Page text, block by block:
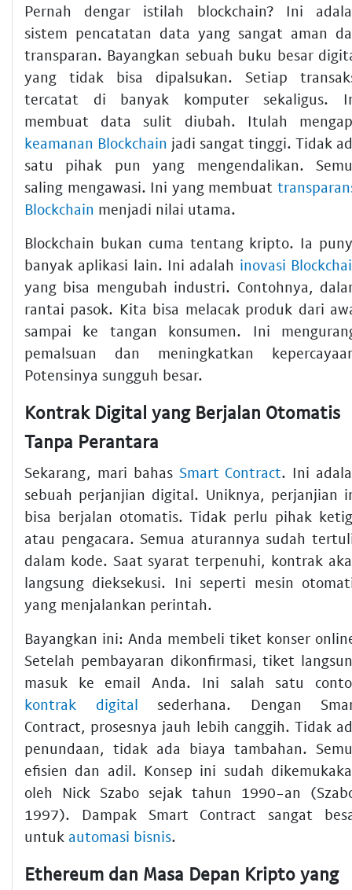
Pernah dengar istilah blockchain? Ini
sistem pencatatan data yang sangat aman
transparan. Bayangkan sebuah buku besar
yang tidak bisa dipalsukan. Setiap
tercatat di banyak komputer sekaligus.
membuat data sulit diubah. Itulah
keamanan Blockchain jadi sangat tinggi. Tidak
satu pihak pun yang mengendalikan.
saling mengawasi. Ini yang membuat
Blockchain menjadi nilai utama.
Blockchain bukan cuma tentang kripto. Ia
banyak aplikasi lain. Ini adalah inovasi
yang bisa mengubah industri. Contohnya,
rantai pasok. Kita bisa melacak produk dari
sampai ke tangan konsumen. Ini
pemalsuan dan meningkatkan
Potensinya sungguh besar.
Kontrak Digital yang Berjalan Otomatis
Tanpa Perantara
Sekarang, mari bahas Smart Contract. Ini
sebuah perjanjian digital. Uniknya, perjanjian
bisa berjalan otomatis. Tidak perlu pihak
atau pengacara. Semua aturannya sudah
dalam kode. Saat syarat terpenuhi, kontrak
langsung dieksekusi. Ini seperti mesin
yang menjalankan perintah.
Bayangkan ini: Anda membeli tiket konser
Setelah pembayaran dikonfirmasi, tiket
masuk ke email Anda. Ini salah satu
kontrak digital sederhana. Dengan
Contract, prosesnya jauh lebih canggih. Tidak
penundaan, tidak ada biaya tambahan.
efisien dan adil. Konsep ini sudah
oleh Nick Szabo sejak tahun 1990-an
1997). Dampak Smart Contract sangat
untuk automasi bisnis.
Ethereum dan Masa Depan Kripto yang